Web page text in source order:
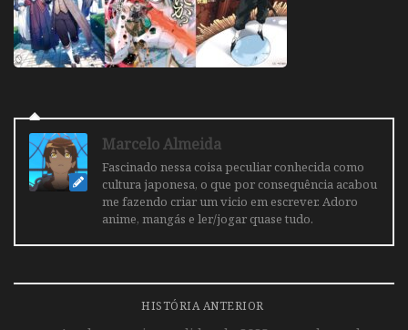
Marcelo Almeida
Fascinado nessa coisa peculiar conhecida como
cultura japonesa, o que por consequência acabou
me fazendo criar um vicio em escrever. Adoro
anime, mangás e ler/jogar quase tudo.
HISTÓRIA ANTERIOR